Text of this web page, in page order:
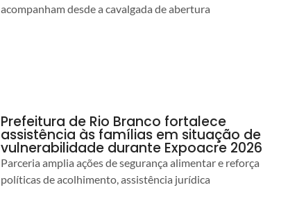
acompanham desde a cavalgada de abertura
Prefeitura de Rio Branco fortalece
assistência às famílias em situação de
vulnerabilidade durante Expoacre 2026
Parceria amplia ações de segurança alimentar e reforça
políticas de acolhimento, assistência jurídica